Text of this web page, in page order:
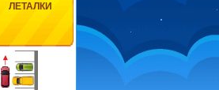
ЛЕТАЛКИ